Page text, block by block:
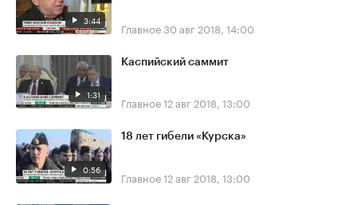
3:44 Главное30 авг 2018, 14:00
1:31
Каспийский саммит
Главное12 авг 2018, 13:00
0:56
18 лет гибели «Курска»
Главное12 авг 2018, 13:00